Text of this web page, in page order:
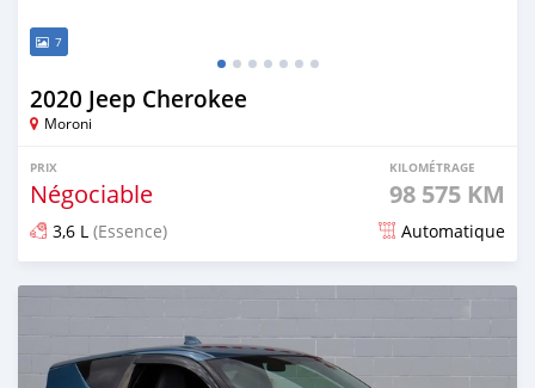
7
2020 Jeep Cherokee
Moroni
PRIX
Négociable
KILOMÉTRAGE
98 575 KM
3,6 L (Essence) Automatique
Publié il y a plus d'un an